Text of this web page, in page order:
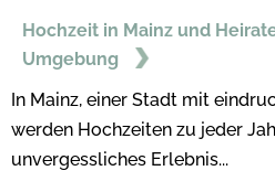
Hochzeit in Mainz und
Umgebung
In Mainz, einer Stadt mit
werden Hochzeiten zu jeder
unvergessliches Erlebnis...